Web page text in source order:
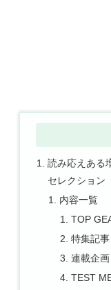
読み応えある
セレクション
内容一覧
TOP
特集記事
連載企画
TEST